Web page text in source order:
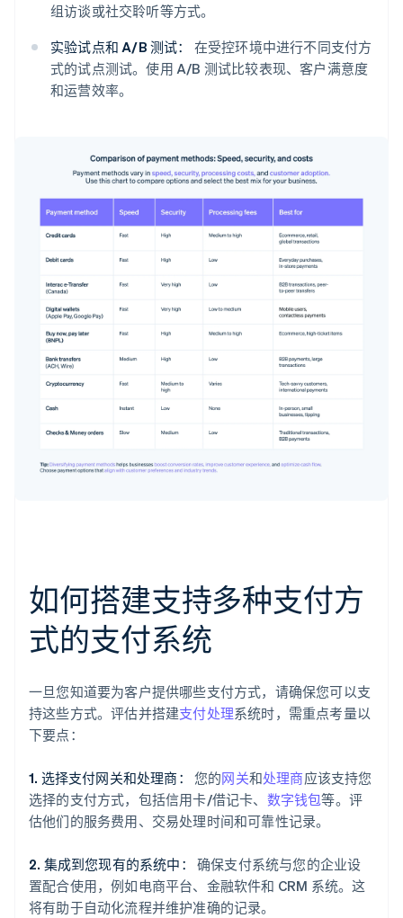
组访谈或社交聆听等方式。
实验试点和 A/B 测试：
在受控环境中进行不同支付方
式的试点测试。使用 A/B 测试比较表现、客户满意度
和运营效率。
如何搭建支持多种支付方
式的支付系统
一旦您知道要为客户提供哪些支付方式，请确保您可以支
持这些方式。评估并搭建支付处理系统时，需重点考量以
下要点：
1. 选择支付网关和处理商： 您的网关和处理商应该支持您
选择的支付方式，包括信用卡/借记卡、 数字钱包等。评
估他们的服务费用、交易处理时间和可靠性记录。
2. 集成到您现有的系统中：
确保支付系统与您的企业设
置配合使用，例如电商平台、金融软件和 CRM 系统。这
将有助于自动化流程并维护准确的记录。